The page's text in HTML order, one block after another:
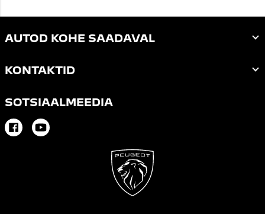
AUTOD KOHE SAADAVAL
KONTAKTID
SOTSIAALMEEDIA
Facebook
Youtube